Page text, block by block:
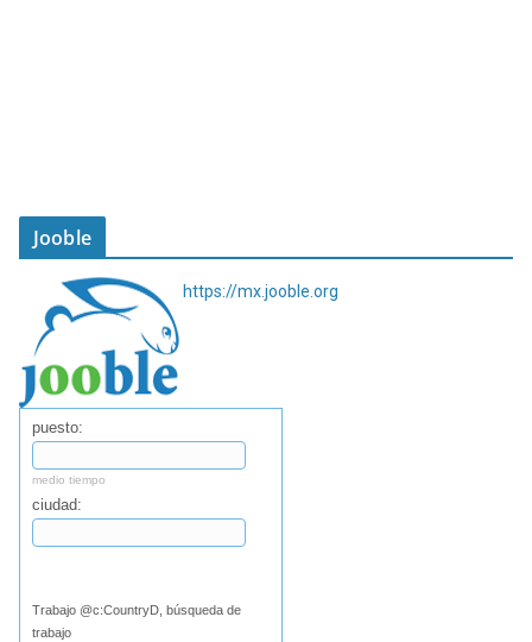
Jooble
https://mx.jooble.org
puesto:
medio tiempo
ciudad:
Trabajo @c:CountryD, búsqueda de
trabajo